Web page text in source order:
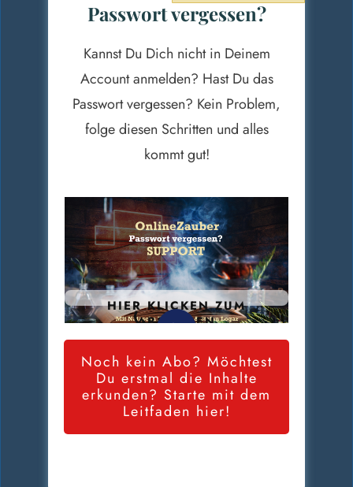
Passwort vergessen?
Kannst Du Dich nicht in Deinem
Account anmelden? Hast Du das
Passwort vergessen? Kein Problem,
folge diesen Schritten und alles
kommt gut!
HIER KLICKEN ZUM
ABSPIELEN
Noch kein Abo? Möchtest
Du erstmal die Inhalte
erkunden? Starte mit dem
Leitfaden hier!